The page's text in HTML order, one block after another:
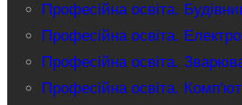
Професійна освіта.
Професійна освіта.
Професійна освіта.
Професійна освіта.